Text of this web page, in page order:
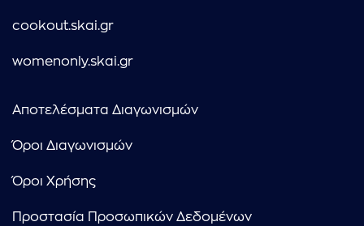
cookout.skai.gr
womenonly.skai.gr
Αποτελέσματα Διαγωνισμών
Όροι Διαγωνισμών
Όροι Χρήσης
Προστασία Προσωπικών Δεδομένων